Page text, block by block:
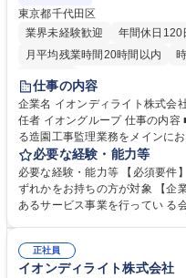
東京都千代田区
業界未経験歓迎
年間休日120
月平均残業時間20時間以内
服装自由
仕事の内容
企業名 イオンディライト株式会社 求人名 【東京】造園施工監理 ※工
任者 イオングループ 仕事の内容 ■イオンモールなど大型商業施設におけ
る造園工事監理業務をメインに
規定により支給・労働条件備考
たします。 ・建設事業の営業所登録、営業所専任技術者として登録/・建
設工事における工事請負契約書
建設関係書類の現場指導/・建設
工事における品質改善・業務改善・業務効率
造園施工監理 ※工事責任者 イオ
必要な経験・能力等
必要な経験・能力等 【必須要件
ずれかをお持ちの方が対象 【企
あるサービス事業を行ってい る会社です。ビルメンテナンス・施工改修・
おります。 【休日/その他】長期休日年間8日(4日×2回/年) 記念日休暇1日
1ヶ月単位の変形労働時間制：月間総
正社員
イオンディライト株式会社